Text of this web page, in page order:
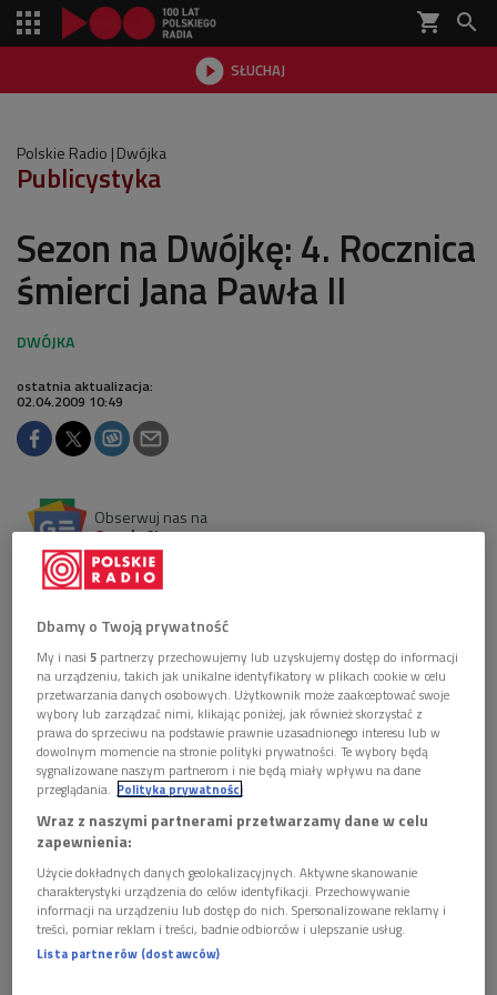
shopping_cart 
 SŁUCHAJ

Polskie Radio Dwójka
Publicystyka
Sezon na Dwójkę: 4. Rocznica
śmierci Jana Pawła II
ostatnia aktualizacja:
02.04.2009 10:49
Obserwuj nas na
Google News
2 kwietnia 2009, godz. 18:00
Jan Paweł II przeszedł przez życie otoczony miłością, jakiej
nie zaznał być może żaden z jego poprzedników. I jak
nikt potrafił hojnie się tą miłością dzielić. Dzisiaj słyszymy, że
katolicy niespecjalnie przejmowali się naukami Jana Pawła II,
ale przynajmniej go kochali. Niekatolicy - przejmowali się tymi
naukami jeszcze mniej, ale czuli do niego głęboki respekt. Co
dzisiaj pozostało z dziedzictwa Jana Pawła II: kremówki czy
encykliki?
Na spotkanie z o. prof. Jackiem Salijem, Adamem
Szostkiewiczem i Tomaszem Terlikowskim w czwartek o
18.00 zaprasza Hanna Maria Giza.
Dbamy o Twoją prywatność
My i nasi5 partnerzy przechowujemy lub uzyskujemy dostęp do informacji
na urządzeniu, takich jak unikalne identyfikatory w plikach cookie w celu
przetwarzania danych osobowych. Użytkownik może zaakceptować swoje
wybory lub zarządzać nimi, klikając poniżej, jak również skorzystać z
prawa do sprzeciwu na podstawie prawnie uzasadnionego interesu lub w
dowolnym momencie na stronie polityki prywatności. Te wybory będą
sygnalizowane naszym partnerom i nie będą miały wpływu na dane
przeglądania. Polityka prywatności
Wraz z naszymi partnerami przetwarzamy dane w celu
zapewnienia:
Użycie dokładnych danych geolokalizacyjnych. Aktywne skanowanie
charakterystyki urządzenia do celów identyfikacji. Przechowywanie
informacji na urządzeniu lub dostęp do nich. Spersonalizowane reklamy i
treści, pomiar reklam i treści, badnie odbiorców i ulepszanie usług.
Lista partnerów (dostawców)